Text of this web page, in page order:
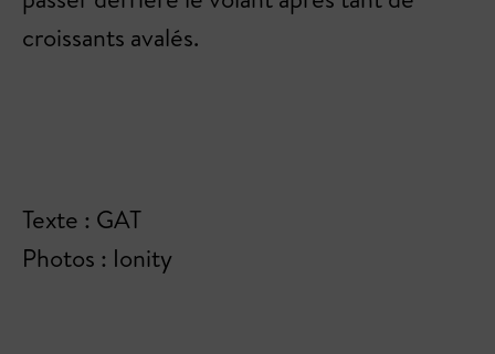
croissants avalés.
Texte : GAT
Photos : Ionity